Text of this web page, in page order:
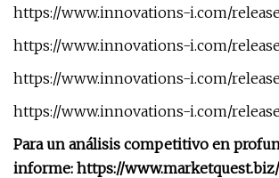
https://www.innovations-i.com/
https://www.innovations-i.com/
https://www.innovations-i.com/
https://www.innovations-i.com/
Para un análisis competitivo en
informe: https://